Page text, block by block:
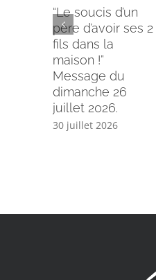
“Le soucis d’un
père d’avoir ses 2
fils dans la
maison !”
Message du
dimanche 26
juillet 2026.
30 juillet 2026